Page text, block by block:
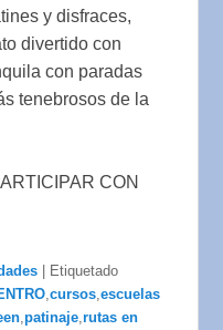
y disfraces,
divertido con
con paradas
tenebrosos de la
CON
| Etiquetado
,cursos ,escuelas
,patinaje ,rutas en